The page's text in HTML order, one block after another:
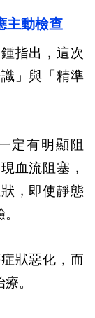
主動檢查
指出，這次
」與「精準
定有明顯阻
血流阻塞，
，即使靜態
狀惡化，而
。